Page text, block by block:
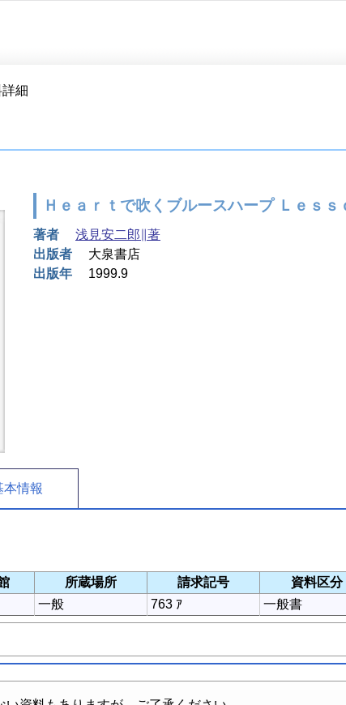
細
Ｈｅａｒｔで吹くブルースハープ Ｌｅｓ
著者
浅見安二郎∥著
出版者
大泉書店
出版年
1999.9
本情報
所蔵場所 請求記号 資料区分
一般 763 ｱ 一般書